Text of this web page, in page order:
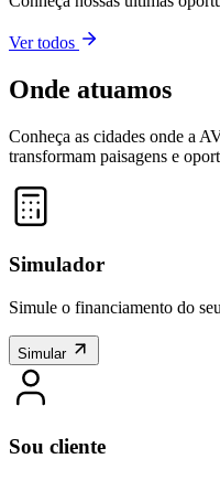
Ver todos
Onde atuamos
Conheça as cidades onde a
transformam paisagens e
+
Simulador
Simule o financiamento do
Simular
Sou cliente